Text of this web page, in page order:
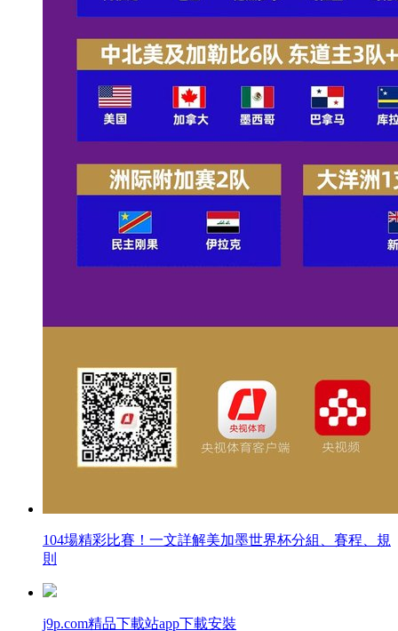
104場精彩比賽！一文詳解美加墨世界杯分組、賽程、規
則
j9p.com精品下載站app下載安裝